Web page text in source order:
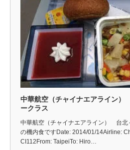
中華航空（チャイナエアライン
ークラス
中華航空（チャイナエアライン） 台
の機内食ですDate: 2014/01/14Airline:
CI112From: TaipeiTo: Hiro…